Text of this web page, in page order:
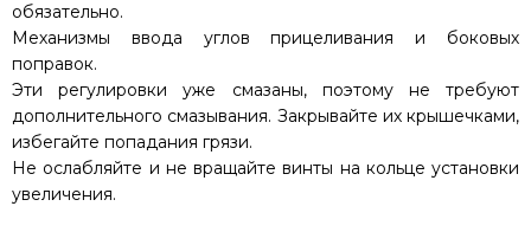
обязательно.
Механизмы ввода углов прицеливания и боковых
поправок.
Эти регулировки уже смазаны, поэтому не требуют
дополнительного смазывания. Закрывайте их крышечками,
избегайте попадания грязи.
Не ослабляйте и не вращайте винты на кольце установки
увеличения.